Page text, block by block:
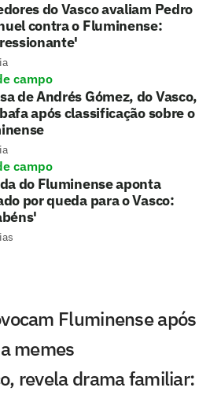
do Vasco avaliam Pedro
contra o Fluminense:
campo
de Andrés Gómez, do Vasco,
após classificação sobre o
campo
do Fluminense aponta
por queda para o Vasco:
Fluminense após
memes
revela drama familiar: